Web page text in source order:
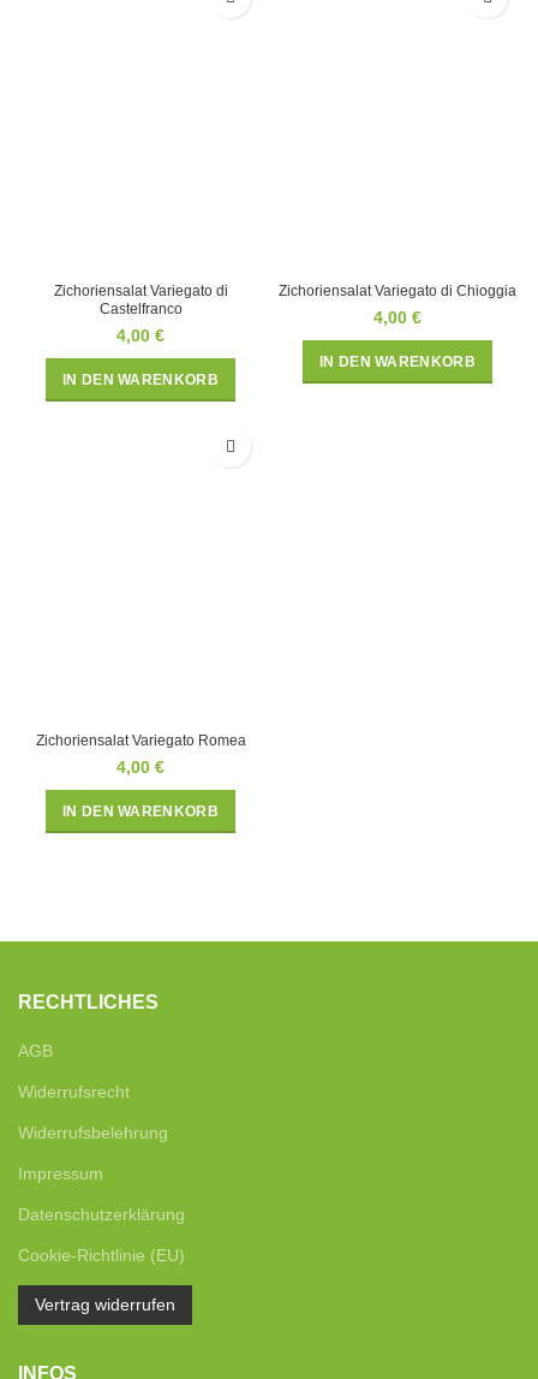
Zichoriensalat Variegato di
Castelfranco
4,00 €
IN DEN WARENKORB
Zichoriensalat Variegato di Chioggia
4,00 €
IN DEN WARENKORB
Zichoriensalat Variegato Romea
4,00 €
IN DEN WARENKORB
RECHTLICHES
AGB
Widerrufsrecht
Widerrufsbelehrung
Impressum
Datenschutzerklärung
Cookie-Richtlinie (EU)
Vertrag widerrufen
INFOS